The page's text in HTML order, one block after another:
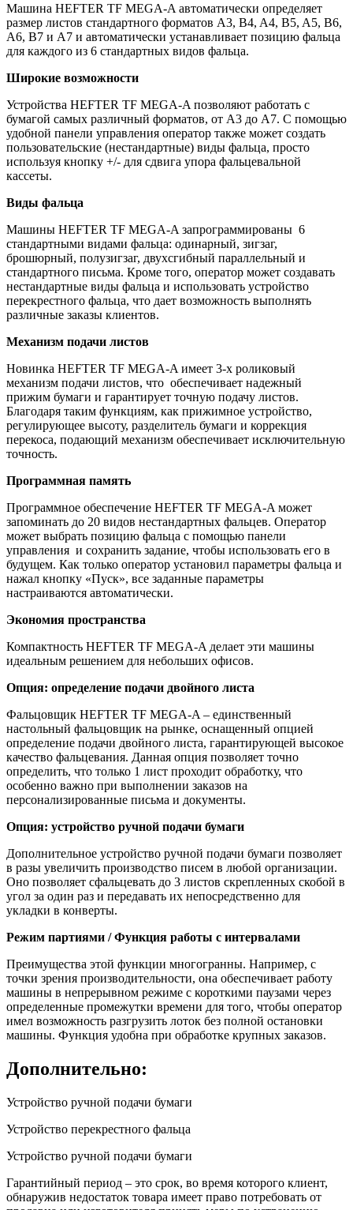
Машина HEFTER TF MEGA-A автоматически определяет
размер листов стандартного форматов A3, B4, A4, B5, A5, B6,
A6, B7 и A7 и автоматически устанавливает позицию фальца
для каждого из 6 стандартных видов фальца.
Широкие возможности
Устройства HEFTER TF MEGA-A позволяют работать с
бумагой самых различный форматов, от А3 до А7. С помощью
удобной панели управления оператор также может создать
пользовательские (нестандартные) виды фальца, просто
используя кнопку +/- для сдвига упора фальцевальной
кассеты.
Виды фальца
Машины HEFTER TF MEGA-A запрограммированы 6
стандартными видами фальца: одинарный, зигзаг,
брошюрный, полузигзаг, двухсгибный параллельный и
стандартного письма. Кроме того, оператор может создавать
нестандартные виды фальца и использовать устройство
перекрестного фальца, что дает возможность выполнять
различные заказы клиентов.
Механизм подачи листов
Новинка HEFTER TF MEGA-A имеет 3-х роликовый
механизм подачи листов, что обеспечивает надежный
прижим бумаги и гарантирует точную подачу листов.
Благодаря таким функциям, как прижимное устройство,
регулирующее высоту, разделитель бумаги и коррекция
перекоса, подающий механизм обеспечивает исключительную
точность.
Программная память
Программное обеспечение HEFTER TF MEGA-A может
запоминать до 20 видов нестандартных фальцев. Оператор
может выбрать позицию фальца с помощью панели
управления и сохранить задание, чтобы использовать его в
будущем. Как только оператор установил параметры фальца и
нажал кнопку «Пуск», все заданные параметры
настраиваются автоматически.
Экономия пространства
Компактность HEFTER TF MEGA-A делает эти машины
идеальным решением для небольших офисов.
Опция: определение подачи двойного листа
Фальцовщик HEFTER TF MEGA-A – единственный
настольный фальцовщик на рынке, оснащенный опцией
определение подачи двойного листа, гарантирующей высокое
качество фальцевания. Данная опция позволяет точно
определить, что только 1 лист проходит обработку, что
особенно важно при выполнении заказов на
персонализированные письма и документы.
Опция: устройство ручной подачи бумаги
Дополнительное устройство ручной подачи бумаги позволяет
в разы увеличить производство писем в любой организации.
Оно позволяет сфальцевать до 3 листов скрепленных скобой в
угол за один раз и передавать их непосредственно для
укладки в конверты.
Режим партиями / Функция работы с интервалами
Преимущества этой функции многогранны. Например, с
точки зрения производительности, она обеспечивает работу
машины в непрерывном режиме с короткими паузами через
определенные промежутки времени для того, чтобы оператор
имел возможность разгрузить лоток без полной остановки
машины. Функция удобна при обработке крупных заказов.
Дополнительно:
Устройство ручной подачи бумаги
Устройство перекрестного фальца
Устройство ручной подачи бумаги
Гарантийный период – это срок, во время которого клиент,
обнаружив недостаток товара имеет право потребовать от